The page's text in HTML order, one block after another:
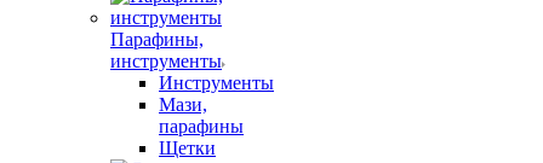
Парафины,
инструменты
Инструменты
Мази,
парафины
Щетки